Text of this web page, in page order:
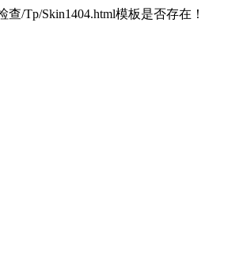
/Tp/Skin1404.html模板是否存在！